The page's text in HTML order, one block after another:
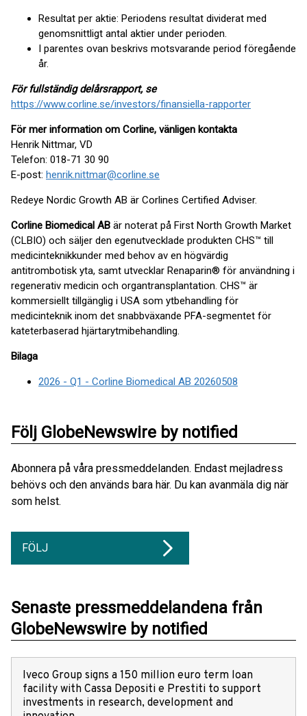
Resultat per aktie: Periodens resultat dividerat med
genomsnittligt antal aktier under perioden.
I parentes ovan beskrivs motsvarande period föregående
år.
För fullständig delårsrapport, se
https://www.corline.se/investors/finansiella-rapporter
För mer information om Corline, vänligen kontakta
Henrik Nittmar, VD
Telefon: 018-71 30 90
E-post: henrik.nittmar@corline.se
Redeye Nordic Growth AB är Corlines Certified Adviser.
Corline Biomedical AB är noterat på First North Growth Market
(CLBIO) och säljer den egenutvecklade produkten CHS™ till
medicinteknikkunder med behov av en högvärdig
antitrombotisk yta, samt utvecklar Renaparin® för användning i
regenerativ medicin och organtransplantation. CHS™ är
kommersiellt tillgänglig i USA som ytbehandling för
medicinteknik inom det snabbväxande PFA-segmentet för
kateterbaserad hjärtarytmibehandling.
Bilaga
2026 - Q1 - Corline Biomedical AB 20260508
Följ GlobeNewswire by notified
Abonnera på våra pressmeddelanden. Endast mejladress
behövs och den används bara här. Du kan avanmäla dig när
som helst.
FÖLJ
Senaste pressmeddelandena från
GlobeNewswire by notified
Iveco Group signs a 150 million euro term loan
facility with Cassa Depositi e Prestiti to support
investments in research, development and